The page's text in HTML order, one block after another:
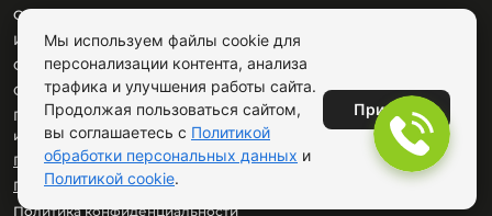
ООО "ОЗДОРОВИТЕЛЬНЫЕ ТЕХНОЛОГИИ"
ИНН7801695614
ОГРН1217800029072
Сайт не является публичной офертой.
Продолжая пользоваться сайтом, вы соглашаетесь с
использованием cookie.
Публичная оферта
Пользовательское соглашение
Политика конфиденциальности
Мы используем файлы cookie для
персонализации контента, анализа
трафика и улучшения работы сайта.
Продолжая пользоваться сайтом,
вы соглашаетесь с Политикой
обработки персональных данных и
Политикой cookie.
Принять